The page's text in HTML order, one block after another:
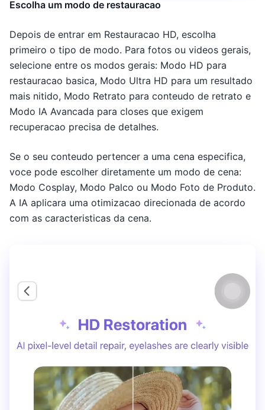
Escolha um modo de restauracao
Depois de entrar em Restauracao HD, escolha
primeiro o tipo de modo. Para fotos ou videos gerais,
selecione entre os modos gerais: Modo HD para
restauracao basica, Modo Ultra HD para um resultado
mais nitido, Modo Retrato para conteudo de retrato e
Modo IA Avancada para closes que exigem
recuperacao precisa de detalhes.
Se o seu conteudo pertencer a uma cena especifica,
voce pode escolher diretamente um modo de cena:
Modo Cosplay, Modo Palco ou Modo Foto de Produto.
A IA aplicara uma otimizacao direcionada de acordo
com as caracteristicas da cena.